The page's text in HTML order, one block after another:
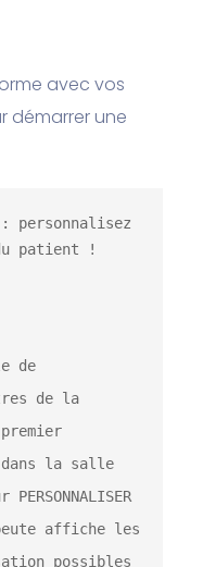
avec vos
démarrer une
: personnalisez
de
de la
la salle
affiche les
possibles